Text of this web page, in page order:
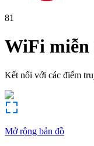
81
WiFi
Kết nối với các điểm
Mở rộng bản đồ